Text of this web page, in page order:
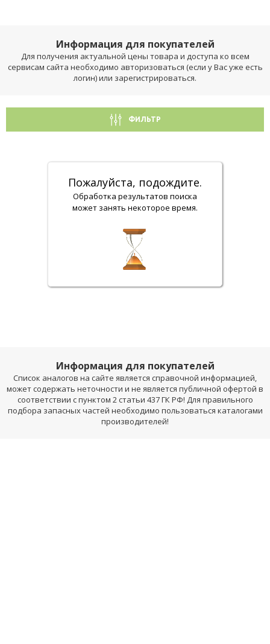
Информация для покупателей
Для получения актуальной цены товара и доступа ко всем
сервисам сайта необходимо авторизоваться (если у Вас уже есть
логин) или зарегистрироваться.
ФИЛЬТР
Пожалуйста, подождите.
Обработка результатов поиска
может занять некоторое время.
Информация для покупателей
Список аналогов на сайте является справочной информацией,
может содержать неточности и не является публичной офертой в
соответствии с пунктом 2 статьи 437 ГК РФ! Для правильного
подбора запасных частей необходимо пользоваться каталогами
производителей!